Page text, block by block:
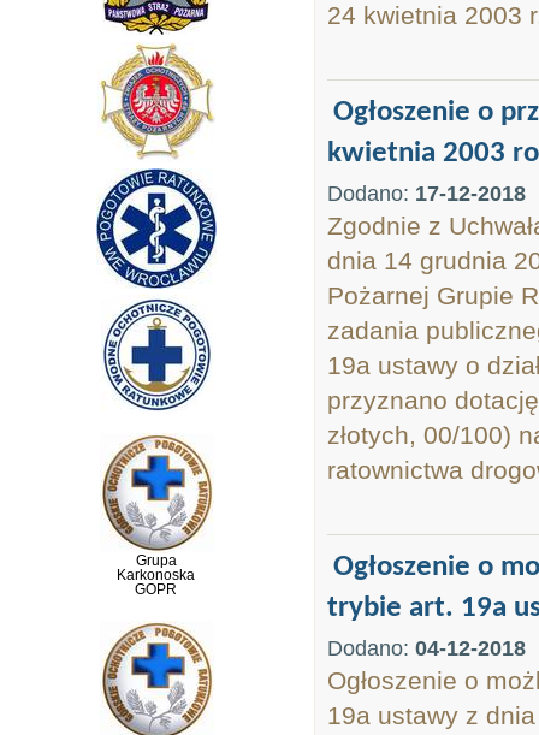
Grupa
Karkonoska
GOPR
24 kwietnia 2003
Ogłoszenie o
kwietnia 2003
Dodano: 17-12-2018
Zgodnie z
dnia 14 grudnia
Pożarnej Grupie
zadania
19a ustawy o
przyznano
złotych, 00/100)
ratownictwa
Ogłoszenie o
trybie art. 19a
Dodano: 04-12-2018
Ogłoszenie o
19a ustawy z